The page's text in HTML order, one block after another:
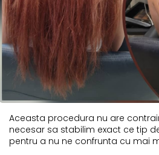
Aceasta procedura nu are
necesar sa stabilim exact ce tip
pentru a nu ne confrunta cu mai